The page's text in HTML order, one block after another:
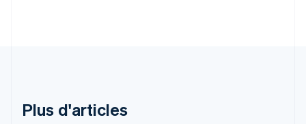
Plus d'articles
English